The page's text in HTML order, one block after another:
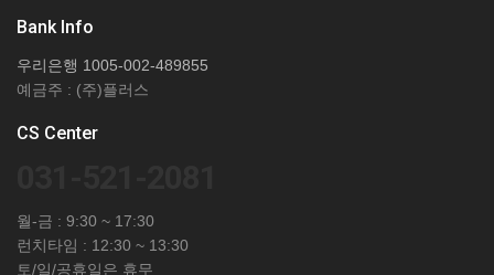
Bank Info
우리은행 1005-002-489855
예금주 : (주)플러스
CS Center
월-금 : 9:30 ~ 17:30
런치타임 : 12:30 ~ 13:30
토/일/공휴일은 휴무